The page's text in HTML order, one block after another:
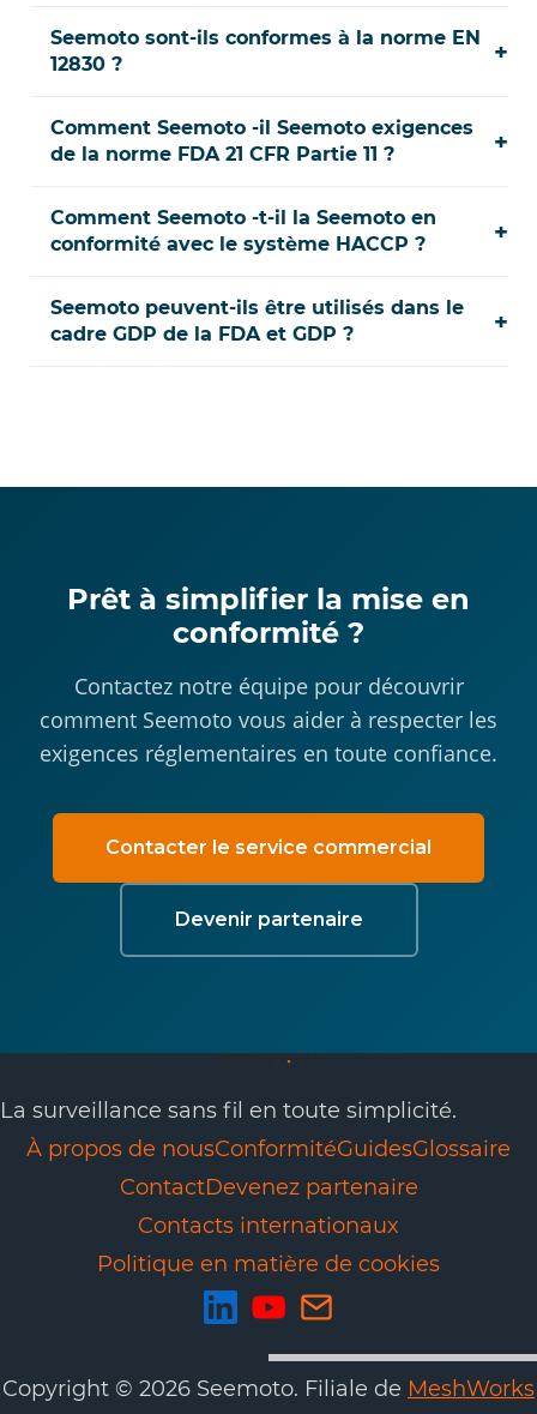
Seemoto sont-ils conformes à la norme EN
12830 ?
+
Comment Seemoto -il Seemoto exigences
de la norme FDA 21 CFR Partie 11 ?
+
Comment Seemoto -t-il la Seemoto en
conformité avec le système HACCP ?
+
Seemoto peuvent-ils être utilisés dans le
cadre GDP de la FDA et GDP ?
+
Prêt à simplifier la mise en
conformité ?
Contactez notre équipe pour découvrir
comment Seemoto vous aider à respecter les
exigences réglementaires en toute confiance.
Contacter le service commercial
Devenir partenaire
La surveillance sans fil en toute simplicité.
À propos de nousConformitéGuidesGlossaire
ContactDevenez partenaire
Contacts internationaux
Politique en matière de cookies
Copyright © 2026 Seemoto. Filiale de MeshWorks